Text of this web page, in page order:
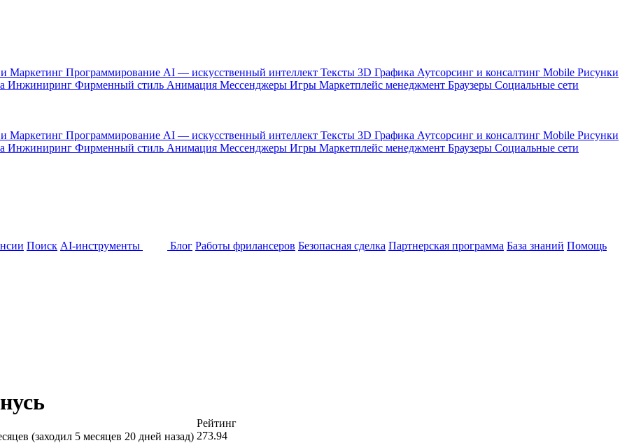
Маркетинг Программирование AI — искусственный интеллект Тексты 3D Графика Аутсорсинг и консалтинг Mobile Рисунки
Инжиниринг Фирменный стиль Анимация Мессенджеры Игры Маркетплейс менеджмент Браузеры Социальные сети
Маркетинг Программирование AI — искусственный интеллект Тексты 3D Графика Аутсорсинг и консалтинг Mobile Рисунки
Инжиниринг Фирменный стиль Анимация Мессенджеры Игры Маркетплейс менеджмент Браузеры Социальные сети
Поиск AI-инструменты Блог Работы фрилансеров Безопасная сделка Партнерская программа База знаний Помощь
(заходил 5 месяцев 20 дней назад)
Рейтинг
273.94